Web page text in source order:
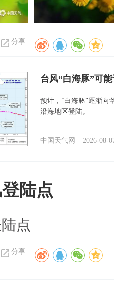
分享
台风“白海豚”可
预计，“白海豚”逐渐向
沿海地区登陆。
中国天气网 2026-08-
陆点
点
分享